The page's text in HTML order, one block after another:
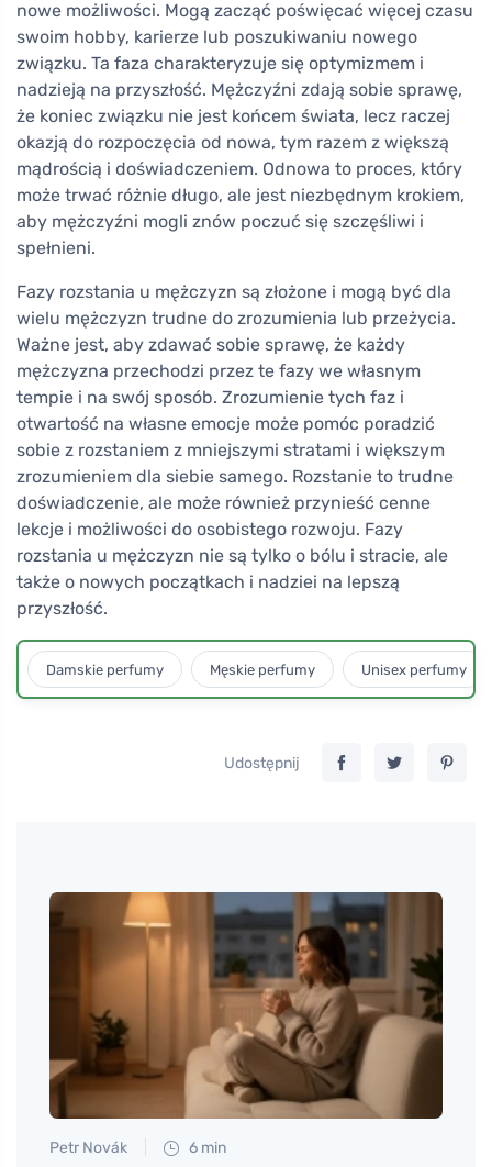
nowe możliwości. Mogą zacząć poświęcać więcej czasu
swoim hobby, karierze lub poszukiwaniu nowego
związku. Ta faza charakteryzuje się optymizmem i
nadzieją na przyszłość. Mężczyźni zdają sobie sprawę,
że koniec związku nie jest końcem świata, lecz raczej
okazją do rozpoczęcia od nowa, tym razem z większą
mądrością i doświadczeniem. Odnowa to proces, który
może trwać różnie długo, ale jest niezbędnym krokiem,
aby mężczyźni mogli znów poczuć się szczęśliwi i
spełnieni.
Fazy rozstania u mężczyzn są złożone i mogą być dla
wielu mężczyzn trudne do zrozumienia lub przeżycia.
Ważne jest, aby zdawać sobie sprawę, że każdy
mężczyzna przechodzi przez te fazy we własnym
tempie i na swój sposób. Zrozumienie tych faz i
otwartość na własne emocje może pomóc poradzić
sobie z rozstaniem z mniejszymi stratami i większym
zrozumieniem dla siebie samego. Rozstanie to trudne
doświadczenie, ale może również przynieść cenne
lekcje i możliwości do osobistego rozwoju. Fazy
rozstania u mężczyzn nie są tylko o bólu i stracie, ale
także o nowych początkach i nadziei na lepszą
przyszłość.
Damskie perfumy Męskie perfumy Unisex perfumy
Udostępnij
Petr Novák 6 min